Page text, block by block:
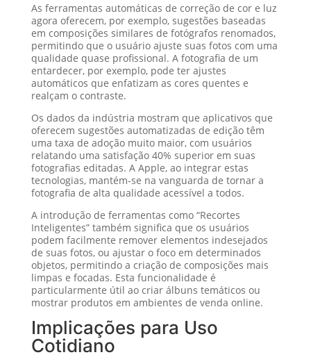
As ferramentas automáticas de correção de cor e luz
agora oferecem, por exemplo, sugestões baseadas
em composições similares de fotógrafos renomados,
permitindo que o usuário ajuste suas fotos com uma
qualidade quase profissional. A fotografia de um
entardecer, por exemplo, pode ter ajustes
automáticos que enfatizam as cores quentes e
realçam o contraste.
Os dados da indústria mostram que aplicativos que
oferecem sugestões automatizadas de edição têm
uma taxa de adoção muito maior, com usuários
relatando uma satisfação 40% superior em suas
fotografias editadas. A Apple, ao integrar estas
tecnologias, mantém-se na vanguarda de tornar a
fotografia de alta qualidade acessível a todos.
A introdução de ferramentas como “Recortes
Inteligentes” também significa que os usuários
podem facilmente remover elementos indesejados
de suas fotos, ou ajustar o foco em determinados
objetos, permitindo a criação de composições mais
limpas e focadas. Esta funcionalidade é
particularmente útil ao criar álbuns temáticos ou
mostrar produtos em ambientes de venda online.
Implicações para Uso
Cotidiano